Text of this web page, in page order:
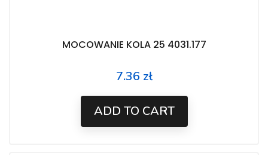
MOCOWANIE KOLA 25 4031.177
Price
7.36 zł
ADD TO CART